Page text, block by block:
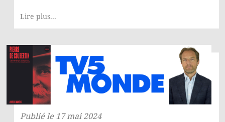
© Les Éditions du Faubourg 2026
CGV• Mentions légales Politique de confidentialité
Lire plus...
Publié le 17 mai 2024